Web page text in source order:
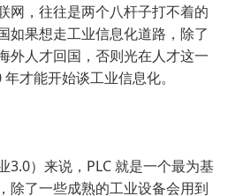
网，往往是两个八杆子打不着的
如果想走工业信息化道路，除了
外人才回国，否则光在人才这一
才能开始谈工业信息化。
3.0）来说，PLC 就是一个最为基
除了一些成熟的工业设备会用到